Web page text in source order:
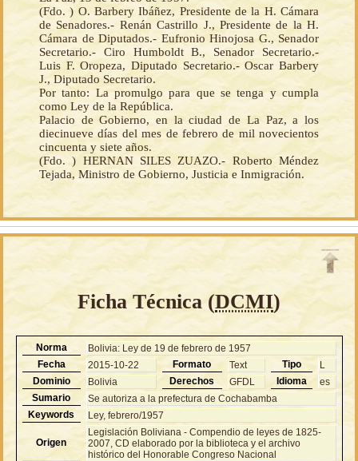
(Fdo. ) O. Barbery Ibáñez, Presidente de la H. Cámara
de Senadores.- Renán Castrillo J., Presidente de la H.
Cámara de Diputados.- Eufronio Hinojosa G., Senador
Secretario.- Ciro Humboldt B., Senador Secretario.-
Luis F. Oropeza, Diputado Secretario.- Oscar Barbery
J., Diputado Secretario.
Por tanto: La promulgo para que se tenga y cumpla
como Ley de la República.
Palacio de Gobierno, en la ciudad de La Paz, a los
diecinueve días del mes de febrero de mil novecientos
cincuenta y siete años.
(Fdo. ) HERNAN SILES ZUAZO.- Roberto Méndez
Tejada, Ministro de Gobierno, Justicia e Inmigración.
Ficha Técnica (DCMI)
Norma
Bolivia: Ley de 19 de febrero de 1957
Fecha
2015-10-22 Formato Text Tipo
L
Dominio
Bolivia Derechos GFDL Idioma
es
Sumario
Se autoriza a la prefectura de Cochabamba
Keywords
Ley, febrero/1957
Origen
Legislación Boliviana - Compendio de leyes de 1825-
2007, CD elaborado por la biblioteca y el archivo
histórico del Honorable Congreso Nacional